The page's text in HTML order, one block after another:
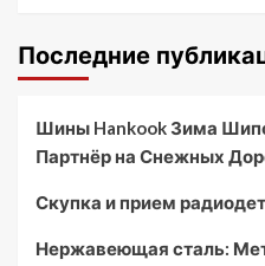
Последние
Шины Hankook Зима
Партнёр на Снежных
Скупка и прием
Нержавеющая сталь: